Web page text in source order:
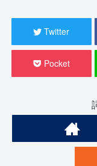
Twitter
Pocket